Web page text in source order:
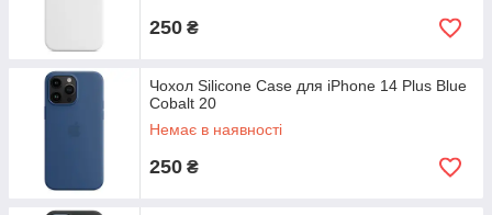
250 ₴
Чохол Silicone Case для iPhone 14 Plus Blue
Cobalt 20
Немає в наявності
250 ₴